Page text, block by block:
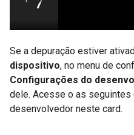
Se a depuração estiver
dispositivo, no menu de
Configurações do
dele. Acesse o as seguintes
desenvolvedor neste card.